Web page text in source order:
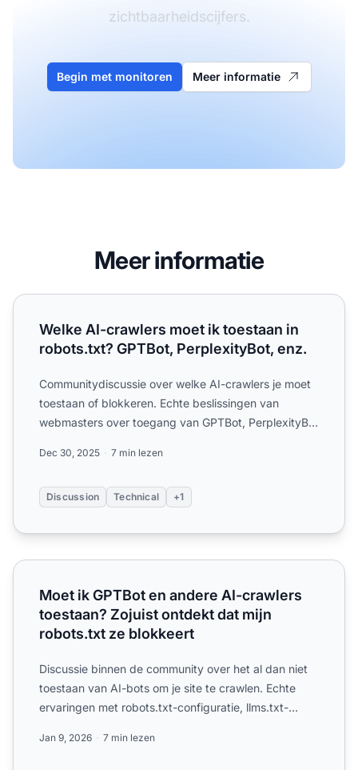
zichtbaarheidscijfers.
Begin met monitoren Meer informatie
Meer informatie
Welke AI-crawlers moet ik toestaan in robots.txt?
Welke AI-crawlers moet ik toestaan in
robots.txt? GPTBot, PerplexityBot, enz.
Communitydiscussie over welke AI-crawlers je moet
toestaan of blokkeren. Echte beslissingen van
webmasters over toegang van GPTBot, PerplexityBot
Dec 30, 2025 7 min lezen
Discussion Technical +1
Moet ik GPTBot en andere AI-crawlers toestaan? Zojuist
Moet ik GPTBot en andere AI-crawlers
toestaan? Zojuist ontdekt dat mijn
robots.txt ze blokkeert
Discussie binnen de community over het al dan niet
toestaan van AI-bots om je site te crawlen. Echte
ervaringen met robots.txt-configuratie, llms.txt-
Jan 9, 2026 7 min lezen